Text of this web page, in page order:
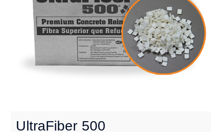
UltraFiber 500